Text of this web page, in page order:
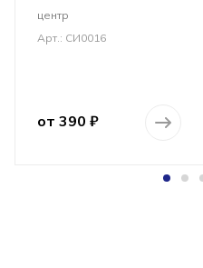
центр
Арт.: СИ0016
от 390 ₽